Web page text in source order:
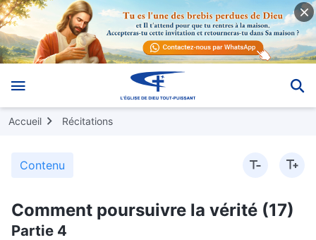
Accueil Récitations
Contenu
Comment poursuivre la vérité (17)
Partie 4